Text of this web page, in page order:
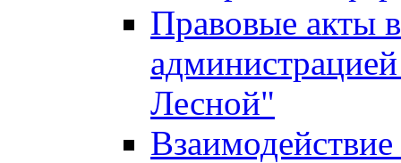
Правовые акты
Лесной"